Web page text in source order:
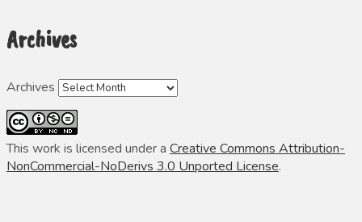
Archives
Archives
This work is licensed under a Creative Commons Attribution-
NonCommercial-NoDerivs 3.0 Unported License.